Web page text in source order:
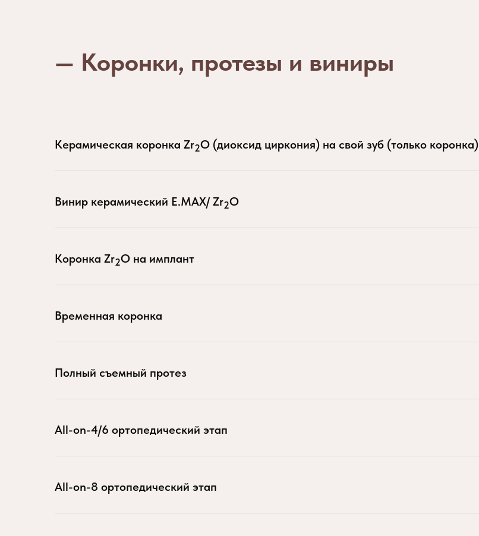
— Коронки, протезы и виниры
Керамическая коронка Zr2O (диоксид циркония) на свой зуб (только коронка)
Винир керамический E.MAX/ Zr2O
Коронка Zr2O на имплант
Временная коронка
Полный съемный протез
All-on-4/6 ортопедический этап
All-on-8 ортопедический этап